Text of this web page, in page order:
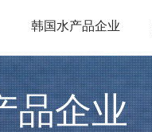
韩国水产品企业
品企业